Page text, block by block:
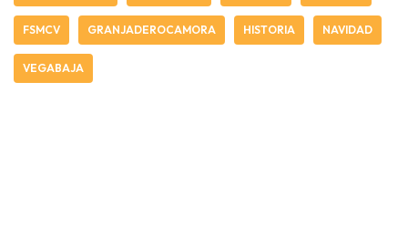
FSMCV GRANJADEROCAMORA HISTORIA NAVIDAD
VEGABAJA